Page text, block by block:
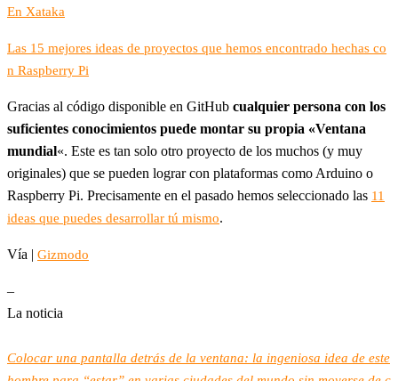
En Xataka
Las 15 mejores ideas de proyectos que hemos encontrado hechas co
n Raspberry Pi
Gracias al código disponible en GitHub cualquier persona con los
suficientes conocimientos puede montar su propia «Ventana
mundial«. Este es tan solo otro proyecto de los muchos (y muy
originales) que se pueden lograr con plataformas como Arduino o
Raspberry Pi. Precisamente en el pasado hemos seleccionado las 11
ideas que puedes desarrollar tú mismo.
Vía | Gizmodo
–
La noticia
Colocar una pantalla detrás de la ventana: la ingeniosa idea de este